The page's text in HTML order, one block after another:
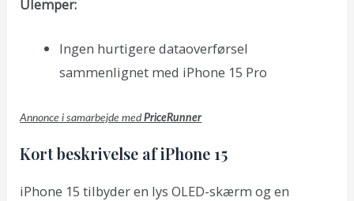
Ulemper:
Ingen hurtigere dataoverførsel
sammenlignet med iPhone 15 Pro
Annonce i samarbejde medPriceRunner
Kort beskrivelse af iPhone 15
iPhone 15 tilbyder en lys OLED-skærm og en